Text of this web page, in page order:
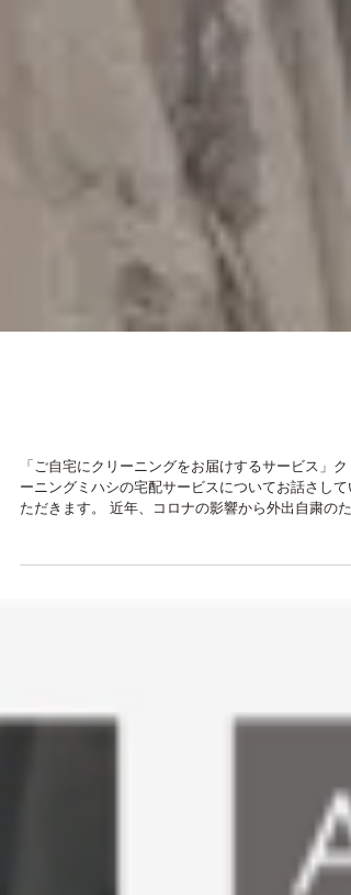
ならクリーニングミハシへ
「ご自宅にクリーニングをお届けするサービス」ク
ーニングミハシの宅配サービスについてお話さして
め、宅配や集配といった業務が大変人気となってお